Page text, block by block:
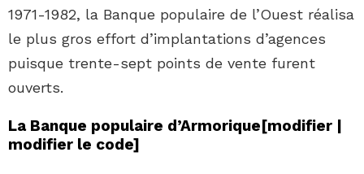
1971-1982, la Banque populaire de l’Ouest réalisa
le plus gros effort d’implantations d’agences
puisque trente-sept points de vente furent
ouverts.
La Banque populaire d’Armorique[modifier |
modifier le code]